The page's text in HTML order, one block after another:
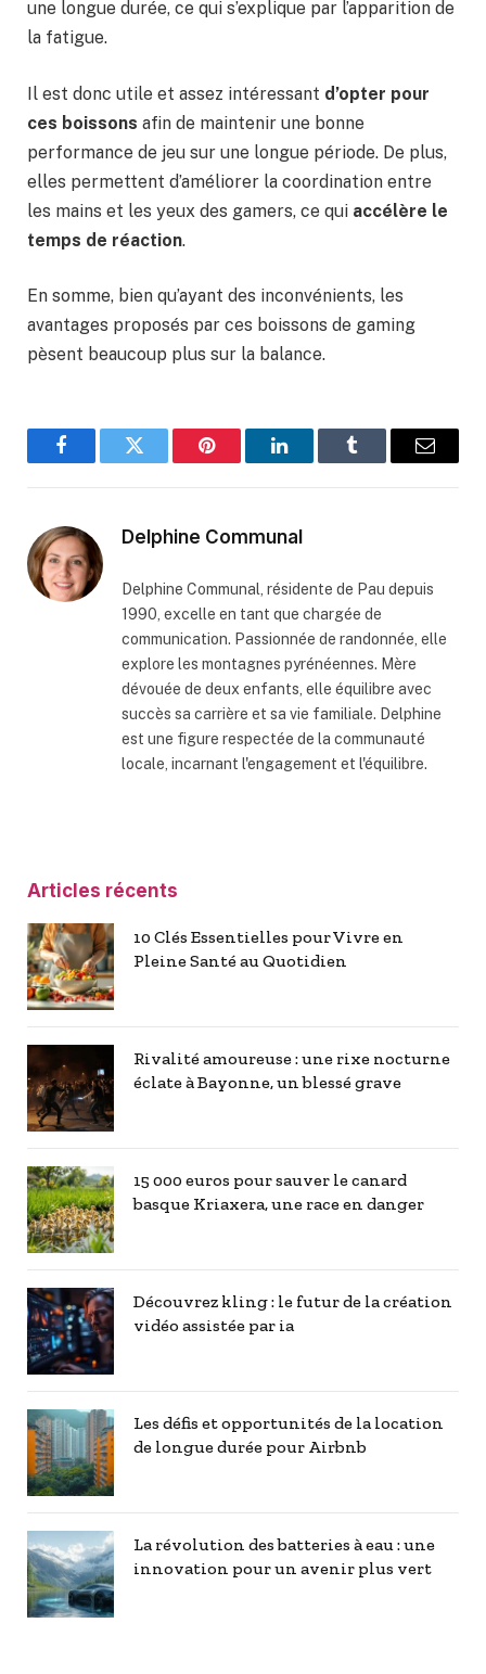
une longue durée, ce qui s’explique par l’apparition de
la fatigue.
Il est donc utile et assez intéressant d’opter pour
ces boissons afin de maintenir une bonne
performance de jeu sur une longue période. De plus,
elles permettent d’améliorer la coordination entre
les mains et les yeux des gamers, ce qui accélère le
temps de réaction.
En somme, bien qu’ayant des inconvénients, les
avantages proposés par ces boissons de gaming
pèsent beaucoup plus sur la balance.
FacebookTwitter Pinterest LinkedInTumblr Email
Delphine Communal
Delphine Communal, résidente de Pau depuis
1990, excelle en tant que chargée de
communication. Passionnée de randonnée, elle
explore les montagnes pyrénéennes. Mère
dévouée de deux enfants, elle équilibre avec
succès sa carrière et sa vie familiale. Delphine
est une figure respectée de la communauté
locale, incarnant l'engagement et l'équilibre.
Articles récents
10 Clés Essentielles pour Vivre en
Pleine Santé au Quotidien
Rivalité amoureuse : une rixe nocturne
éclate à Bayonne, un blessé grave
15 000 euros pour sauver le canard
basque Kriaxera, une race en danger
Découvrez kling : le futur de la création
vidéo assistée par ia
Les défis et opportunités de la location
de longue durée pour Airbnb
La révolution des batteries à eau : une
innovation pour un avenir plus vert